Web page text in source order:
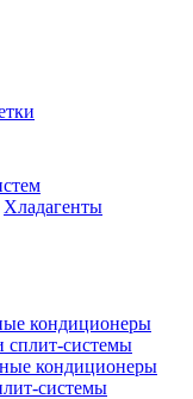
Хладагенты
кондиционеры
сплит-системы
кондиционеры
системы